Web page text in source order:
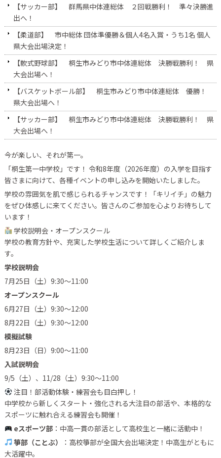
【サッカー部】 群馬県中体連総体 ２回戦勝利！ 準々決勝進
出へ！
【柔道部】 市中総体 団体準優勝＆個人4名入賞・うち1名 個人
県大会出場決定！
【軟式野球部】 桐生市みどり市中体連総体 決勝戦勝利！ 県
大会出場へ！
【バスケットボール部】 桐生市みどり市中体連総体 優勝！
県大会出場へ！
【サッカー部】 桐生市みどり市中体連総体 決勝戦勝利！ 県
大会出場へ！
今が楽しい、それが第一。
「桐生第一中学校」です！ 令和8年度（2026年度）の入学を目指す
皆さまに向けて、各種イベントの申し込みを開始いたしました。
学校の雰囲気を肌で感じられるチャンスです！「キリイチ」の魅力
をぜひ体感しに来てください。皆さんのご参加を心よりお待ちして
います！
学校説明会・オープンスクール
学校の教育方針や、充実した学校生活について詳しくご紹介しま
す。
学校説明会
7月25日（土）9:30〜11:00
オープンスクール
6月27日（土）9:30〜12:00
8月22日（土）9:30〜12:00
模擬試験
8月23日（日）9:00〜11:00
入試説明会
9/5（土）、11/28（土）9:30〜11:00
注目！部活動体験・練習会も目白押し！
中学校から新しくスタート・強化される大注目の部活や、本格的な
スポーツに触れ合える練習会も開催！
eスポーツ部：中高一貫の部活として高校生と一緒に活動中！
箏部（ことぶ）
：高校箏部が全国大会出場決定！中高生がともに
大活躍中。